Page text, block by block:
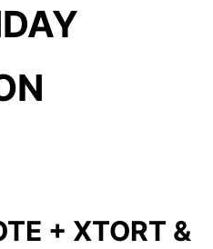
+ XTORT &